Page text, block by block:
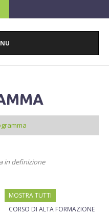
in definizione
MOSTRA TUTTI
CORSO DI ALTA FORMAZIONE